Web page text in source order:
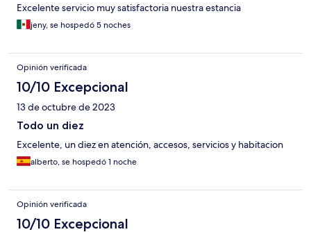
Excelente servicio muy satisfactoria nuestra estancia
jeny, se hospedó 5 noches
Opinión verificada
10/10 Excepcional
13 de octubre de 2023
Todo un diez
Excelente, un diez en atención, accesos, servicios y habitacion
alberto, se hospedó 1 noche
Opinión verificada
10/10 Excepcional